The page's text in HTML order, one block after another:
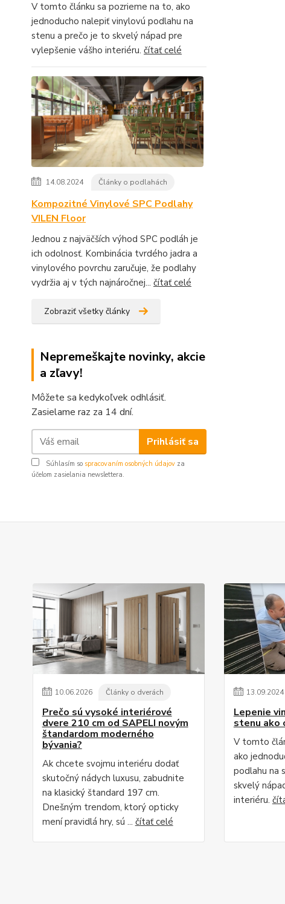
V tomto článku sa pozrieme na to, ako
jednoducho nalepiť vinylovú podlahu na
stenu a prečo je to skvelý nápad pre
vylepšenie vášho interiéru. čítať celé
14.08.2024 Články o podlahách
Kompozitné Vinylové SPC Podlahy
VILEN Floor
Jednou z najväčších výhod SPC podláh je
ich odolnosť. Kombinácia tvrdého jadra a
vinylového povrchu zaručuje, že podlahy
vydržia aj v tých najnáročnej... čítať celé
Zobraziť všetky články
Nepremeškajte novinky, akcie
a zľavy!
Môžete sa kedykoľvek odhlásiť.
Zasielame raz za 14 dní.
Prihlásiť sa
Súhlasím so spracovaním osobných údajov za
účelom zasielania newslettera.
10.06.2026 Články o dverách
Prečo sú vysoké interiérové
dvere 210 cm od SAPELI novým
štandardom moderného
bývania?
Ak chcete svojmu interiéru dodať
skutočný nádych luxusu, zabudnite
na klasický štandard 197 cm.
Dnešným trendom, ktorý opticky
mení pravidlá hry, sú ... čítať celé
13.09.2024
Lepenie
stenu ako
V tomto
ako
podlahu na
skvelý
interiéru.